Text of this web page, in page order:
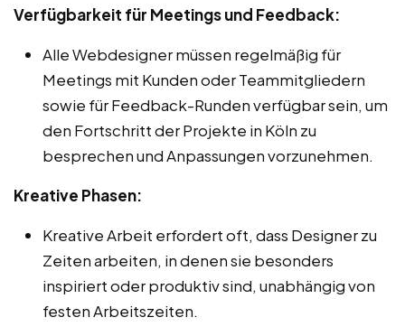
Verfügbarkeit für Meetings und Feedback:
Alle Webdesigner müssen regelmäßig für
Meetings mit Kunden oder Teammitgliedern
sowie für Feedback-Runden verfügbar sein, um
den Fortschritt der Projekte in Köln zu
besprechen und Anpassungen vorzunehmen.
Kreative Phasen:
Kreative Arbeit erfordert oft, dass Designer zu
Zeiten arbeiten, in denen sie besonders
inspiriert oder produktiv sind, unabhängig von
festen Arbeitszeiten.